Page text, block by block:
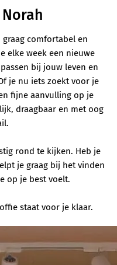
comfortabel en
elke week een nieuwe
bij jouw leven en
je nu iets zoekt voor je
fijne aanvulling op je
draagbaar en met oog
rond te kijken. Heb je
je graag bij het vinden
op je best voelt.
staat voor je klaar.